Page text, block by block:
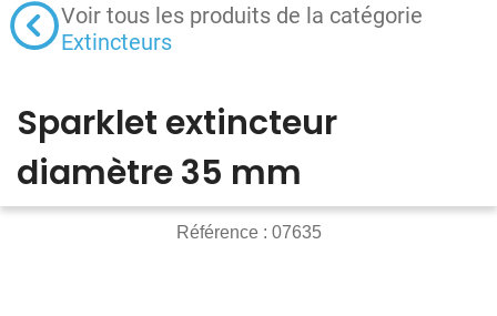
Voir tous les produits de la catégorie
Extincteurs
Sparklet extincteur
diamètre 35 mm
Référence : 07635